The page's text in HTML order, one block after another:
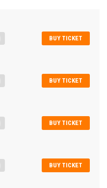
BUY TICKET
BUY TICKET
BUY TICKET
BUY TICKET